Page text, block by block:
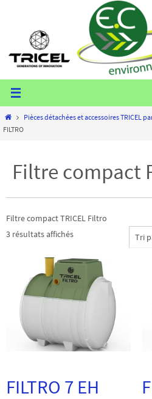
contenu
HomePièces détachées et accessoires TRICEL
FILTRO
Filtre compact
Filtre compact TRICEL Filtro
3 résultats affichésTrié
popularité
FILTRO 7 EH